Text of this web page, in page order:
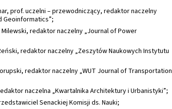
prof. uczelni – przewodniczący, redaktor naczelny
Geoinformatics”;
Milewski, redaktor naczelny „Journal of Power
redaktor naczelny „Zeszytów Naukowych Instytutu
redaktor naczelny „WUT Journal of Transportation
naczelna „Kwartalnika Architektury i Urbanistyki”;
Senackiej Komisji ds. Nauki;